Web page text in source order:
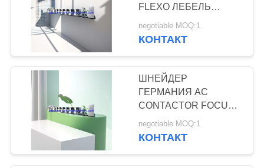
FLEXO ЛЕБЕЛЬ
ПРИНТИНГ нужд
ПРИНТИНГ ПАПЕР
использован для
продажи в Индии
горизонтально
negotiable MOQ:1
КОНТАКТ
ШНЕЙДЕР
ГЕРМАНИЯ AC
CONTACTOR FOCUS
FLEXO Машина для
печати этикеток
negotiable MOQ:1
КОНТАКТ